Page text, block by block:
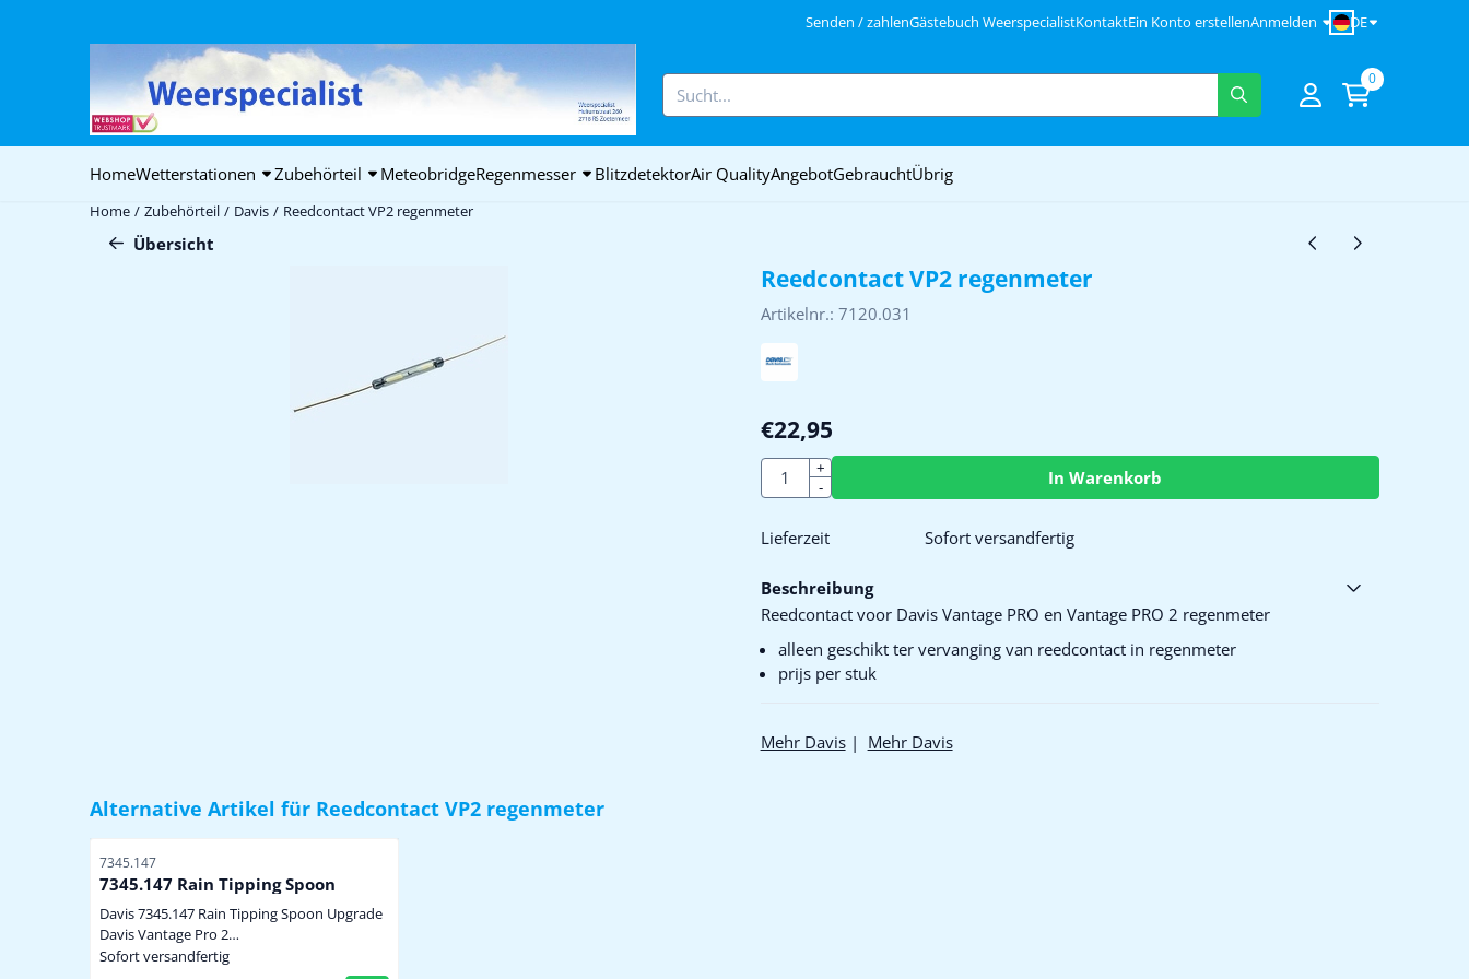
Senden / zahlenGästebuch WeerspecialistKontaktEin Konto erstellenAnmelden DE
Suche 0
HomeWetterstationen Zubehörteil MeteobridgeRegenmesser BlitzdetektorAir QualityAngebotGebrauchtÜbrig
Home / Zubehörteil / Davis / Reedcontact VP2 regenmeter
Übersicht
Reedcontact VP2 regenmeter
Artikelnr.: 7120.031
€22,95
Anzahl
+
-
In Warenkorb
Lieferzeit Sofort versandfertig
Beschreibung
Reedcontact voor Davis Vantage PRO en Vantage PRO 2 regenmeter
alleen geschikt ter vervanging van reedcontact in regenmeter
prijs per stuk
Mehr Davis| Mehr Davis
Alternative Artikel für Reedcontact VP2 regenmeter
Artikelnummer
7345.147
7345.147 Rain Tipping Spoon
Davis 7345.147 Rain Tipping Spoon Upgrade
Davis Vantage Pro 2
verbeterde/nauwkeurigere neerslagmeting
Sofort versandfertig